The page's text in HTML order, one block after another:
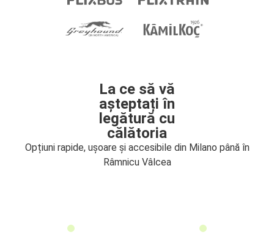
La ce să vă
așteptați în
legătură cu
călătoria
Opțiuni rapide, ușoare și accesibile din Milano până în
Râmnicu Vâlcea